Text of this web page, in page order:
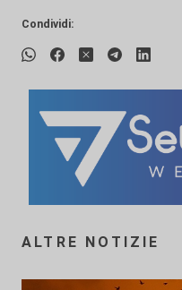
Condividi:
ALTRE NOTIZIE